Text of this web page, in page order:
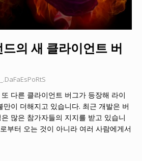
의 새 클라이언트 버
다른 클라이언트 버그가 등장해 라이
이 더해지고 있습니다. 최근 개발은 버
많은 참가자들의 지지를 받고 있습니
부터 오는 것이 아니라 여러 사람에게서